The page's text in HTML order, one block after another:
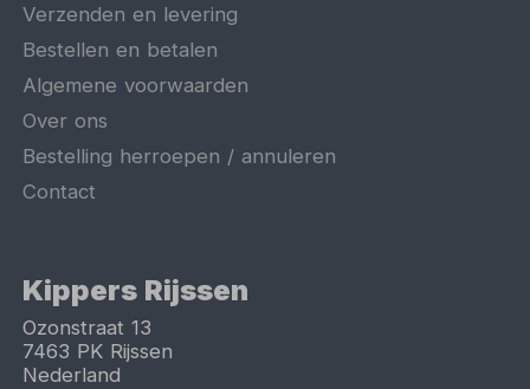
Verzenden en levering
Bestellen en betalen
Algemene voorwaarden
Over ons
Bestelling herroepen / annuleren
Contact
Kippers Rijssen
Ozonstraat 13
7463 PK Rijssen
Nederland